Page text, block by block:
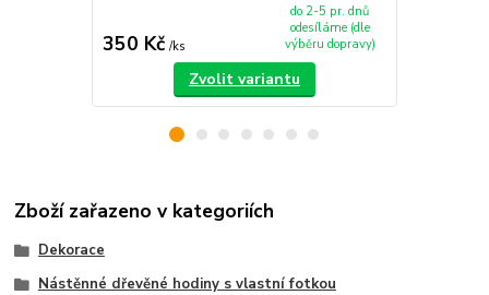
350 Kč /ks
do 2-5 pr. dnů
odesíláme (dle
výběru dopravy)
Zvolit variantu
Zboží zařazeno v kategoriích
Dekorace
Nástěnné dřevěné hodiny s vlastní fotkou